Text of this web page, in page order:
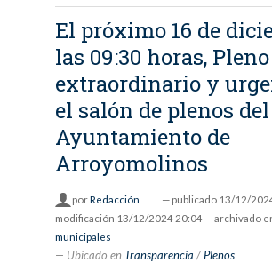
El próximo 16 de
las 09:30 horas,
extraordinario y
el salón de plenos del
Ayuntamiento de
Arroyomolinos
porRedacción — publicado 13/12/
modificación 13/12/2024 20:04 — archivado
municipales
Ubicado en Transparencia /Plenos